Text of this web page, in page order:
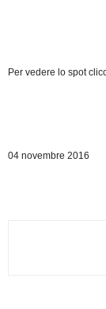
Per vedere lo spot
04 novembre 2016